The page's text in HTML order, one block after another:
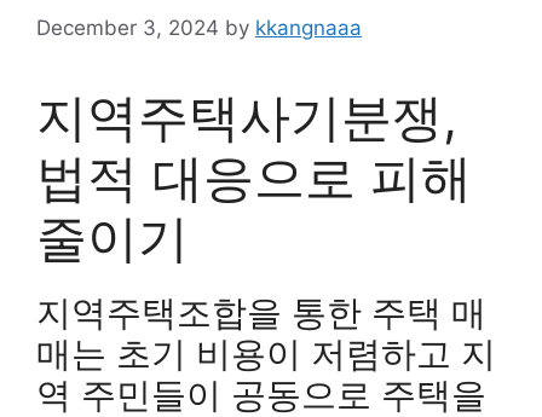
December 3, 2024 by kkangnaaa
지역주택사기분쟁,
법적 대응으로 피해
줄이기
지역주택조합을 통한 주택 매
매는 초기 비용이 저렴하고 지
역 주민들이 공동으로 주택을